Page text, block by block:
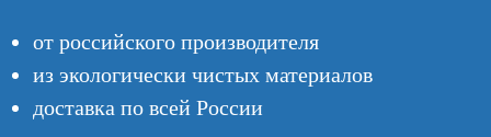
от российского производителя
из экологически чистых материалов
доставка по всей России